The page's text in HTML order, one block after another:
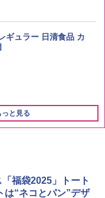
洗米 5kg 令和7年産
ルモルト ウイスキー
Distillery 2026 化粧箱
ギュラー 日清食品 カ
と見る
2段調理 ホワイト RE-
福袋2025」トート
は“ネコとパン”デザ